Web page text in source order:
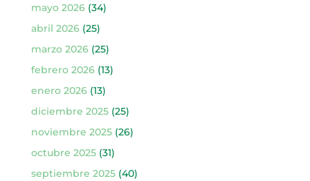
mayo 2026(34)
abril 2026(25)
marzo 2026(25)
febrero 2026(13)
enero 2026(13)
diciembre 2025(25)
noviembre 2025(26)
octubre 2025(31)
septiembre 2025(40)